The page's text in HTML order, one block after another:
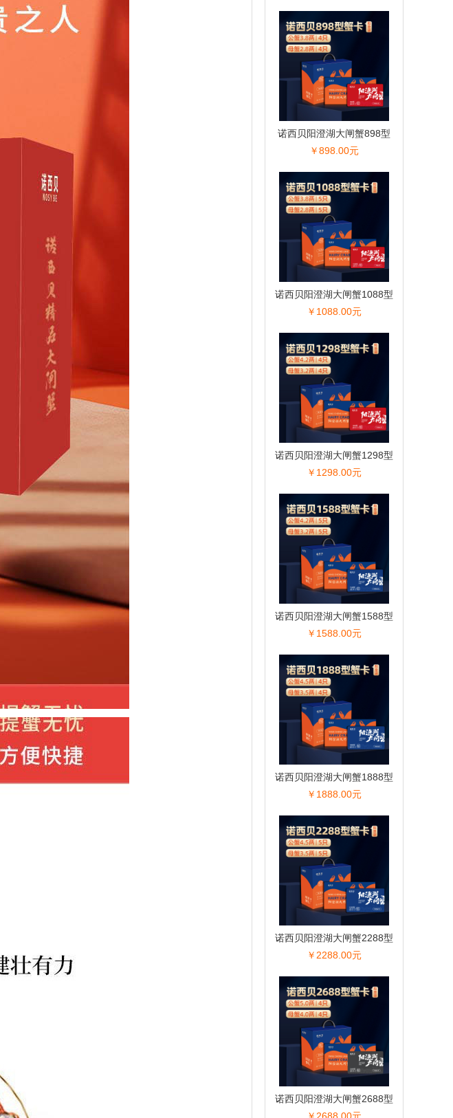
诺西贝阳澄湖大闸蟹898型
￥898.00元
诺西贝阳澄湖大闸蟹1088型
￥1088.00元
诺西贝阳澄湖大闸蟹1298型
￥1298.00元
诺西贝阳澄湖大闸蟹1588型
￥1588.00元
诺西贝阳澄湖大闸蟹1888型
￥1888.00元
诺西贝阳澄湖大闸蟹2288型
￥2288.00元
诺西贝阳澄湖大闸蟹2688型